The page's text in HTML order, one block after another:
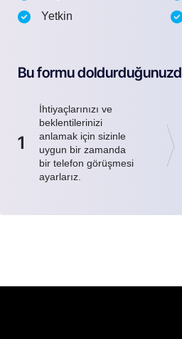
Yetkin
Bu formu
1
İhtiyaçlarınızı ve
beklentilerinizi
anlamak için sizinle
uygun bir zamanda
bir telefon görüşmesi
ayarlarız.